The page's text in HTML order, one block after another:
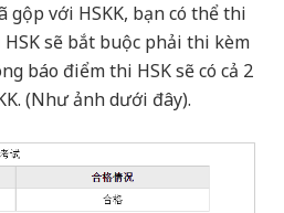
gộp với HSKK, bạn có thể thi
sẽ bắt buộc phải thi kèm
báo điểm thi HSK sẽ có cả 2
(Như ảnh dưới đây).